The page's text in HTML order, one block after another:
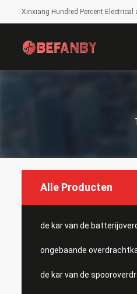
Xinxiang Hundred Percent Electrical
Alle Producten
de kar van de
ongebaande
de kar van de